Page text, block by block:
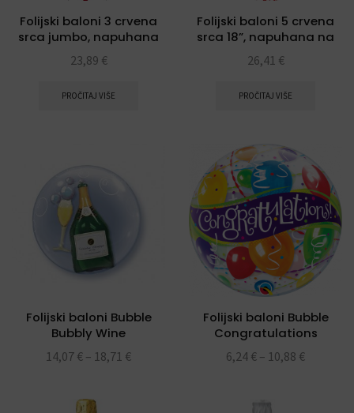
Folijski baloni 3 crvena
srca jumbo, napuhana
na helij
23,89 €
PROČITAJ VIŠE
Folijski baloni 5 crvena
srca 18”, napuhana na
helij
26,41 €
PROČITAJ VIŠE
Folijski baloni Bubble
Bubbly Wine
Bottle&Glass pvc balon
24″
14,07 € – 18,71 €
Folijski baloni Bubble
Congratulations
Balloons pvc balon 22″
6,24 € – 10,88 €